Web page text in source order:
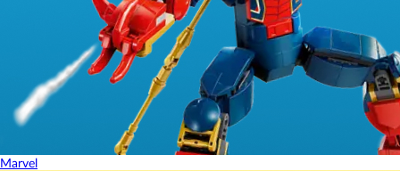
Marvel